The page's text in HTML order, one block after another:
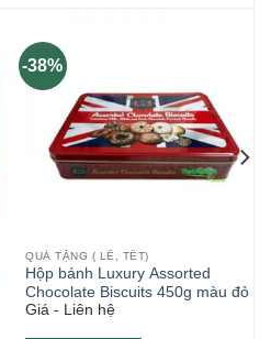
-38%
QUÀ TẶNG ( LỄ, TẾT)
Hộp bánh Luxury Assorted
Chocolate Biscuits 450g màu đỏ
Giá - Liên hệ